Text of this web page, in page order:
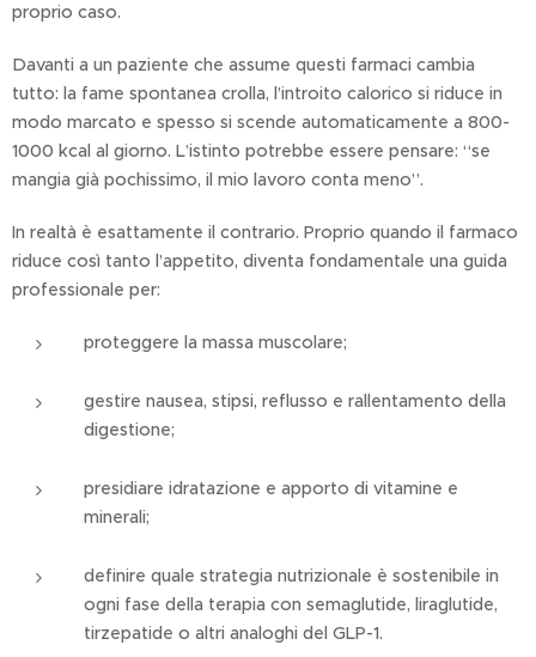
proprio caso.
Davanti a un paziente che assume questi farmaci cambia
tutto: la fame spontanea crolla, l’introito calorico si riduce in
modo marcato e spesso si scende automaticamente a 800-
1000 kcal al giorno. L’istinto potrebbe essere pensare: “se
mangia già pochissimo, il mio lavoro conta meno”.
In realtà è esattamente il contrario. Proprio quando il farmaco
riduce così tanto l’appetito, diventa fondamentale una guida
professionale per:
proteggere la massa muscolare;
gestire nausea, stipsi, reflusso e rallentamento della
digestione;
presidiare idratazione e apporto di vitamine e
minerali;
definire quale strategia nutrizionale è sostenibile in
ogni fase della terapia con semaglutide, liraglutide,
tirzepatide o altri analoghi del GLP-1.